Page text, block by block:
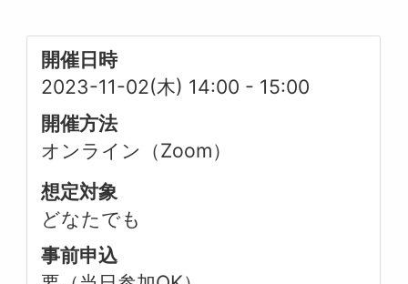
開催日時
2023-11-02(木) 14:00 - 15:00
開催方法
オンライン（Zoom）
想定対象
どなたでも
事前申込